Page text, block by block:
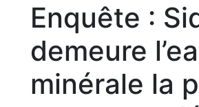
Enquête :
demeure
minérale la